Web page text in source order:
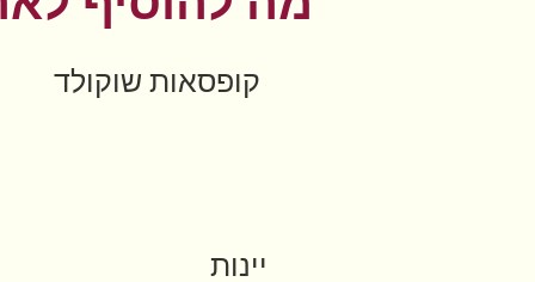
קופסאות שוקולד
יינות